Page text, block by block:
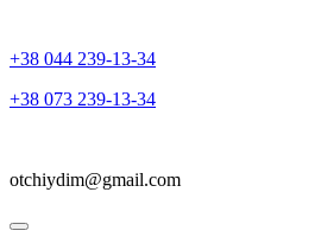
+38 044 239-13-34
+38 073 239-13-34
otchiydim@gmail.com